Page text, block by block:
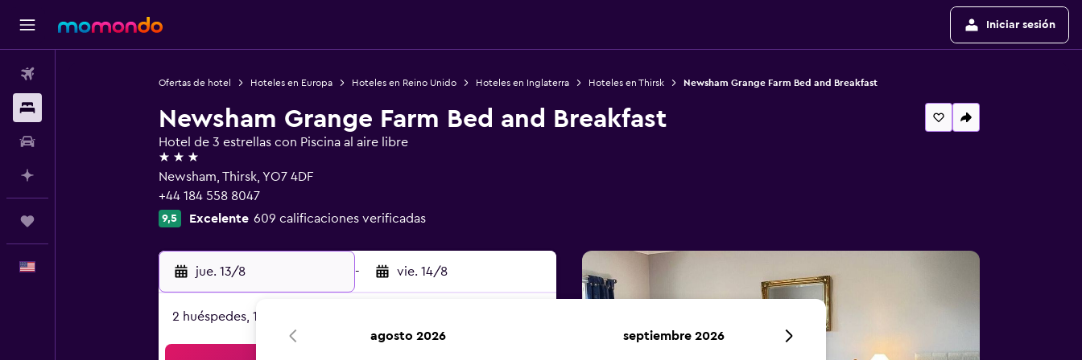
Iniciar sesión
Ofertas de hotel Hoteles en Europa Hoteles en Reino Unido Hoteles en Inglaterra Hoteles en Thirsk Newsham Grange Farm Bed and Breakfast
Newsham Grange Farm Bed and Breakfast
Hotel de 3 estrellas con Piscina al aire libre
3 estrellas
Newsham, Thirsk, YO7 4DF
+44 184 558 8047
9,5 Excelente 609 calificaciones verificadas
jue. 13/8 - vie. 14/8
2 huéspedes, 1 habitación
agosto 2026 septiembre 2026